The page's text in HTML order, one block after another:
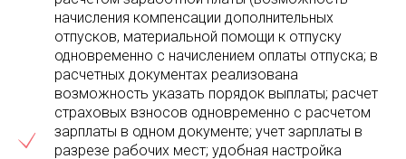
начисления компенсации дополнительных
отпусков, материальной помощи к отпуску
одновременно с начислением оплаты отпуска; в
расчетных документах реализована
возможность указать порядок выплаты; расчет
страховых взносов одновременно с расчетом
зарплаты в одном документе; учет зарплаты в
разрезе рабочих мест; удобная настройка